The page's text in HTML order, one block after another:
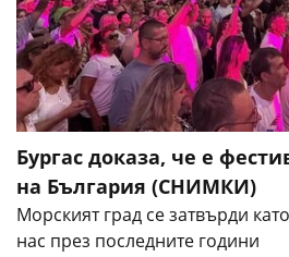
Бургас доказа, че е
на България (СНИМКИ)
Морският град се затвърди
нас през последните години